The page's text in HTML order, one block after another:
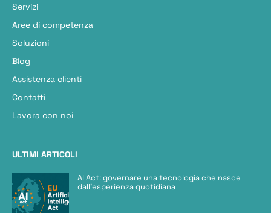
Servizi
Aree di competenza
Soluzioni
Blog
Assistenza clienti
Contatti
Lavora con noi
ULTIMI ARTICOLI
AI Act: governare una tecnologia che nasce
dall’esperienza quotidiana